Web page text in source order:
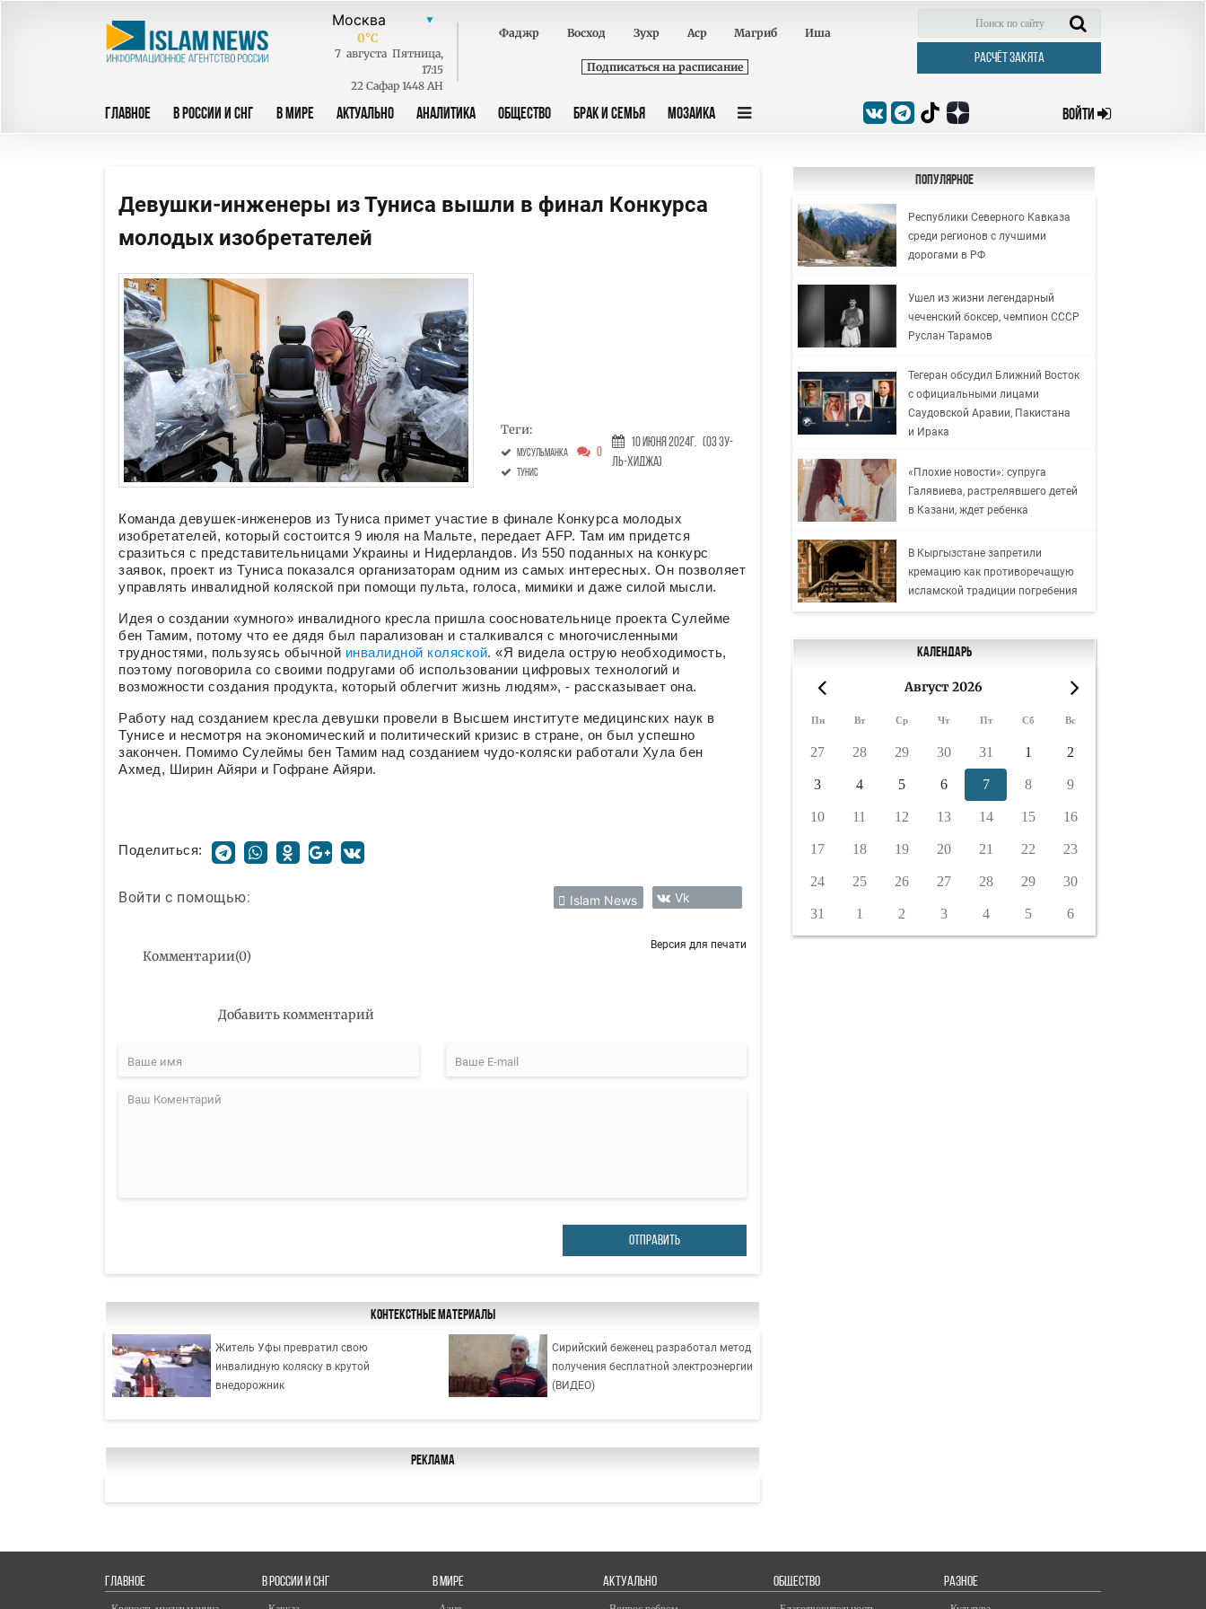
0°C
7 августа Пятница,
17:15
22 Сафар 1448 AH
Фаджр Восход Зухр Аср Магриб Иша
Подписаться на расписание
РАСЧЁТ ЗАКЯТА
ГЛАВНОЕ В РОССИИ И СНГ В МИРЕ АКТУАЛЬНО АНАЛИТИКА ОБЩЕСТВО БРАК И СЕМЬЯ МОЗАИКА ВОЙТИ
Девушки-инженеры из Туниса вышли в финал Конкурса
молодых изобретателей
Теги:
мусульманка
Тунис
0
10 Июня 2024г. (03 Зу-
ль-хиджа)
Команда девушек-инженеров из Туниса примет участие в финале Конкурса молодых
изобретателей, который состоится 9 июля на Мальте, передает AFP. Там им придется
сразиться с представительницами Украины и Нидерландов. Из 550 поданных на конкурс
заявок, проект из Туниса показался организаторам одним из самых интересных. Он позволяет
управлять инвалидной коляской при помощи пульта, голоса, мимики и даже силой мысли.
Идея о создании «умного» инвалидного кресла пришла соосновательнице проекта Сулейме
бен Тамим, потому что ее дядя был парализован и сталкивался с многочисленными
трудностями, пользуясь обычной инвалидной коляской. «Я видела острую необходимость,
поэтому поговорила со своими подругами об использовании цифровых технологий и
возможности создания продукта, который облегчит жизнь людям», - рассказывает она.
Работу над созданием кресла девушки провели в Высшем институте медицинских наук в
Тунисе и несмотря на экономический и политический кризис в стране, он был успешно
закончен. Помимо Сулеймы бен Тамим над созданием чудо-коляски работали Хула бен
Ахмед, Ширин Айяри и Гофране Айяри.
Поделиться:
Войти с помощью: Islam News Vk
Комментарии(0)
Версия для печати
Добавить комментарий
ОТПРАВИТЬ
Контекстные материалы
Житель Уфы превратил свою
инвалидную коляску в крутой
внедорожник
Сирийский беженец разработал метод
получения бесплатной электроэнергии
(ВИДЕО)
Реклама
Популярное
Республики Северного Кавказа
среди регионов с лучшими
дорогами в РФ
Ушел из жизни легендарный
чеченский боксер, чемпион СССР
Руслан Тарамов
Тегеран обсудил Ближний Восток
с официальными лицами
Саудовской Аравии, Пакистана
и Ирака
«Плохие новости»: супруга
Галявиева, растрелявшего детей
в Казани, ждет ребенка
В Кыргызстане запретили
кремацию как противоречащую
исламской традиции погребения
Календарь
Август 2026
Пн Вт Ср Чт Пт Сб Вс
27 28 29 30 31 1 2
3 4 5 6 7 8 9
10 11 12 13 14 15 16
17 18 19 20 21 22 23
24 25 26 27 28 29 30
31 1 2 3 4 5 6
ГЛАВНОЕ В РОССИИ И СНГ В МИРЕ АКТУАЛЬНО ОБЩЕСТВО РАЗНОЕ